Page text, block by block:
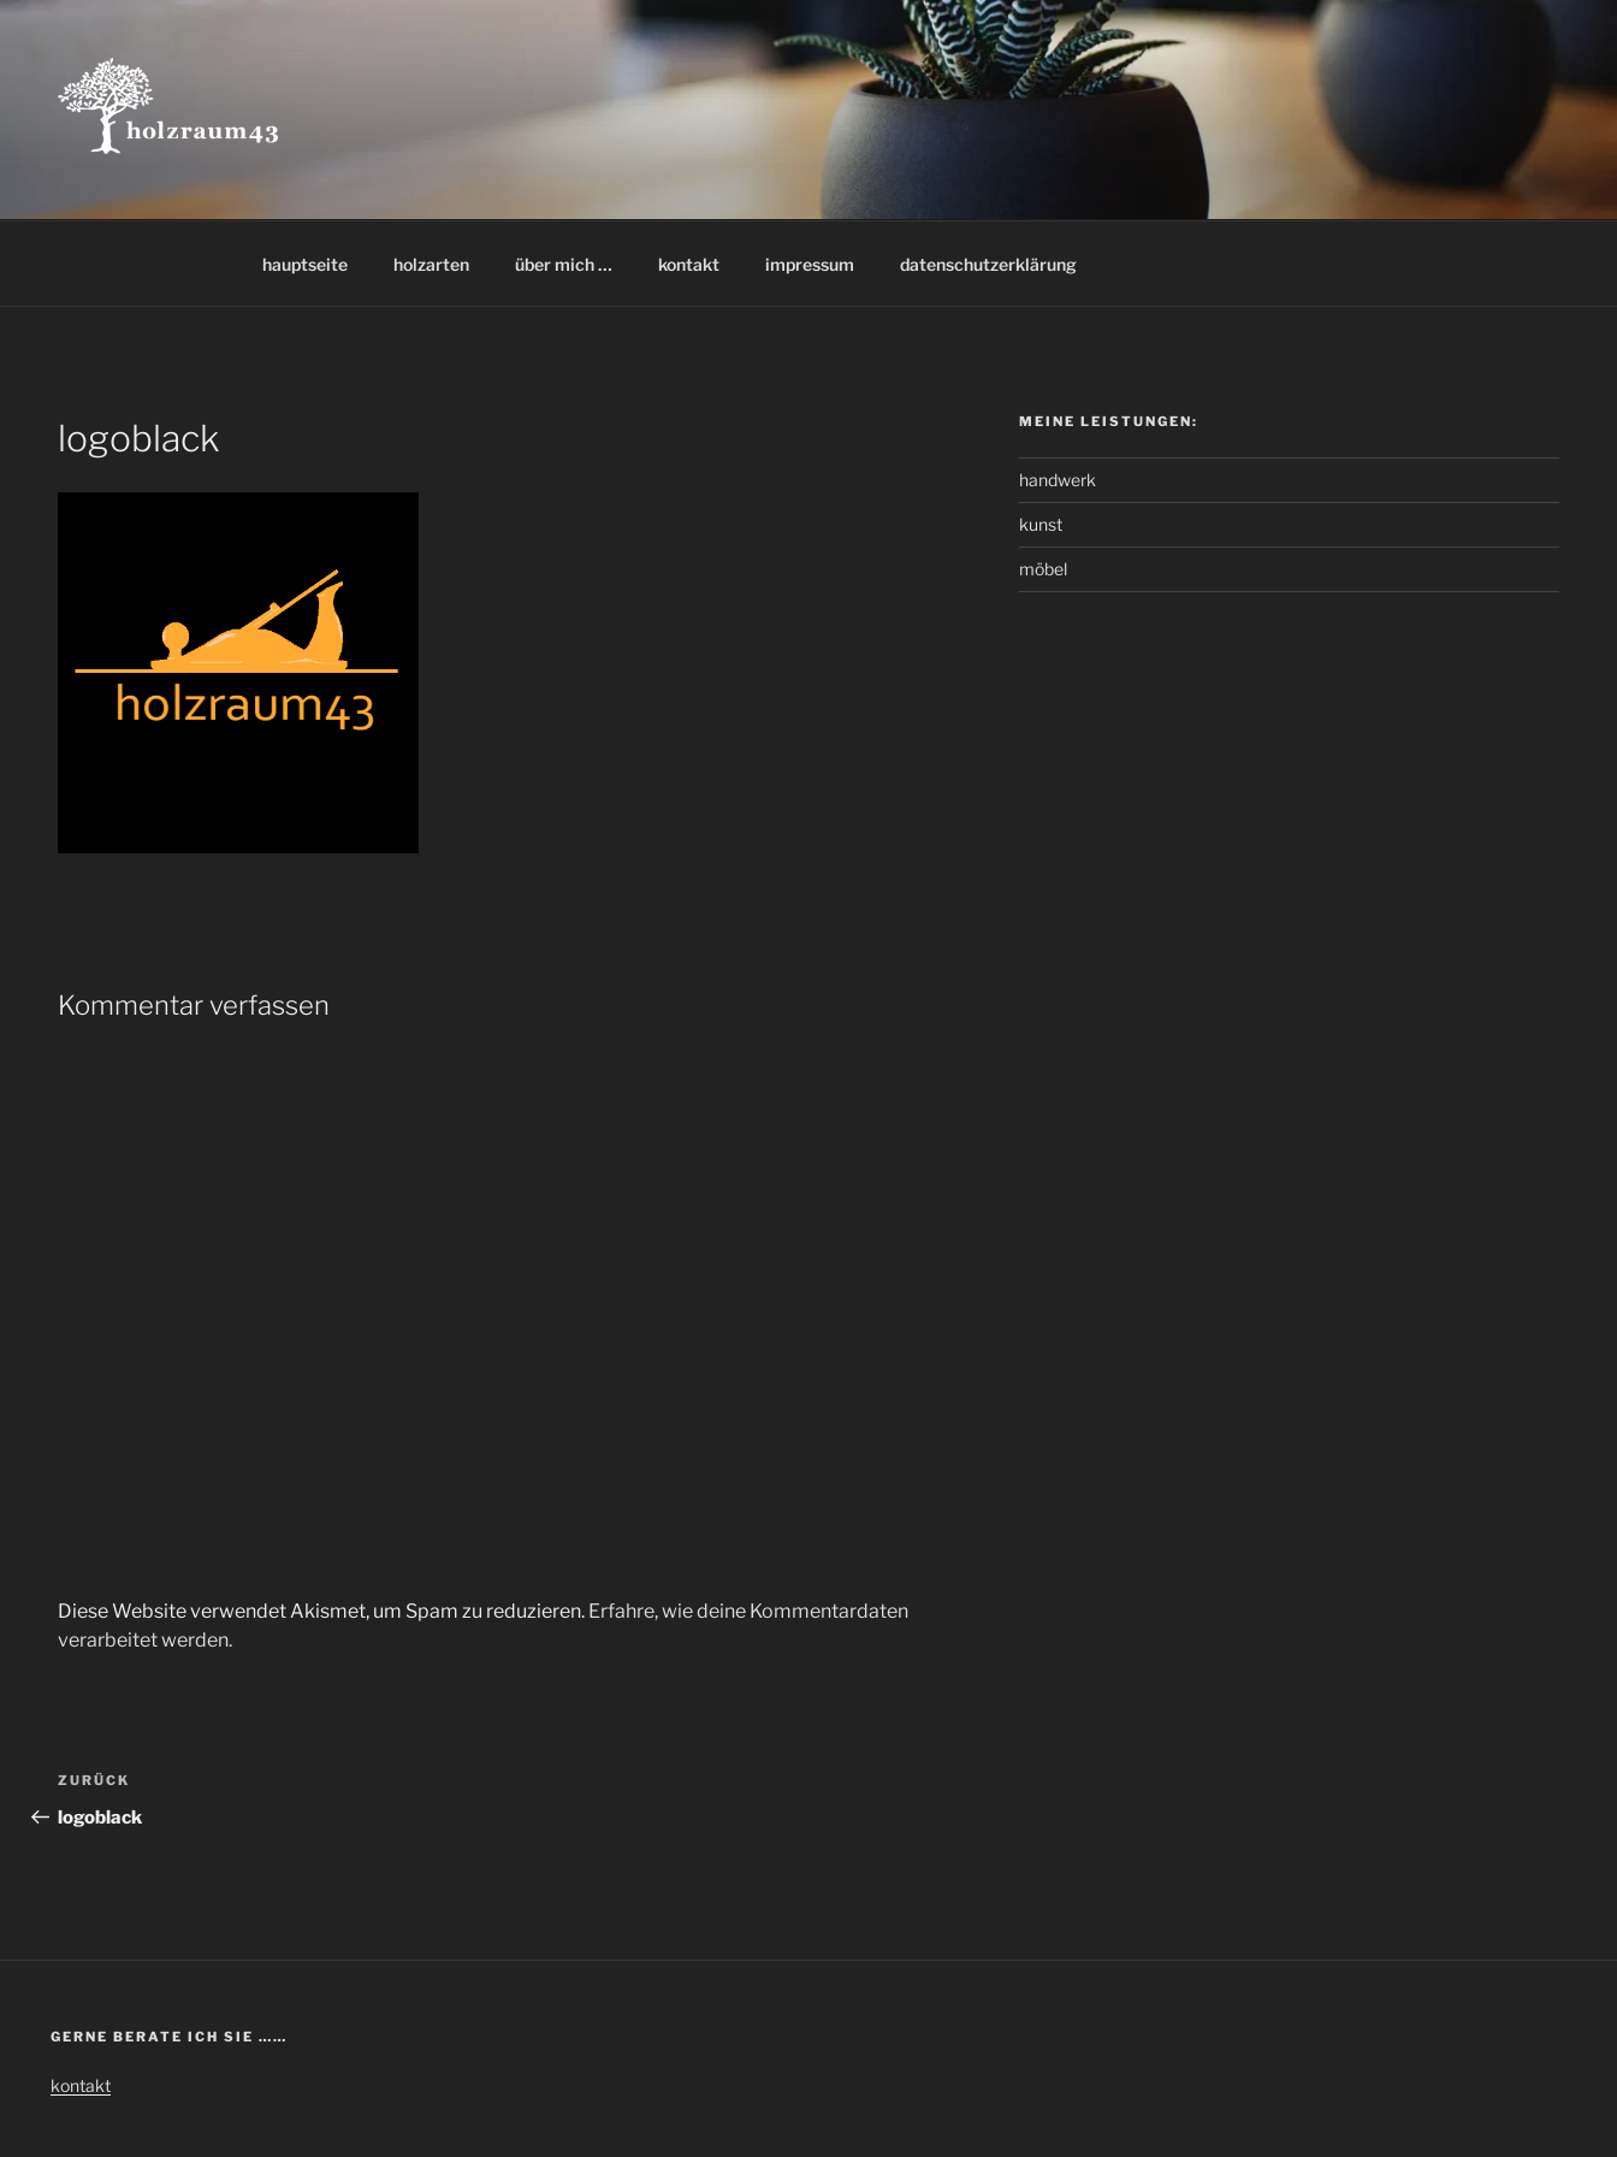
Zum
hauptseite holzarten über mich … kontakt impressum datenschutzerklärung
logoblack
Kommentar verfassen
Diese Website verwendet Akismet, um Spam zu reduzieren. Erfahre, wie deine Kommentardaten
verarbeitet werden.
Beitragsnavigation
Vorheriger
Beitrag
ZURÜCK
logoblack
MEINE LEISTUNGEN:
handwerk
kunst
möbel
GERNE BERATE ICH SIE ……
kontakt